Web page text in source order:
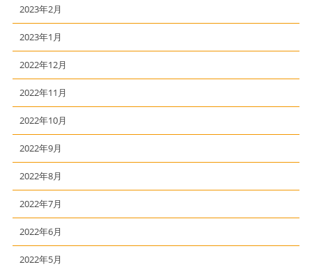
2023年2月
2023年1月
2022年12月
2022年11月
2022年10月
2022年9月
2022年8月
2022年7月
2022年6月
2022年5月